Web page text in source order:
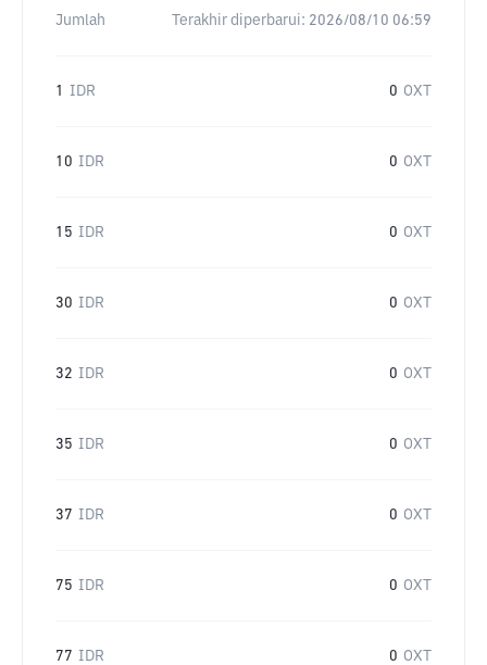
Jumlah Terakhir diperbarui: 2026/08/10 06:59
1 IDR 0 OXT
10 IDR 0 OXT
15 IDR 0 OXT
30 IDR 0 OXT
32 IDR 0 OXT
35 IDR 0 OXT
37 IDR 0 OXT
75 IDR 0 OXT
77 IDR 0 OXT